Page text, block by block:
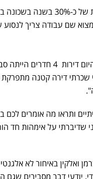
אתם קולטים? שיעור
שם עבודה צריך לנסוע
אמיתיים ותראו מה
שדיברתי על אימהות חד
ואלקין באיחור לא
יודעי דבר מסבירים שגם